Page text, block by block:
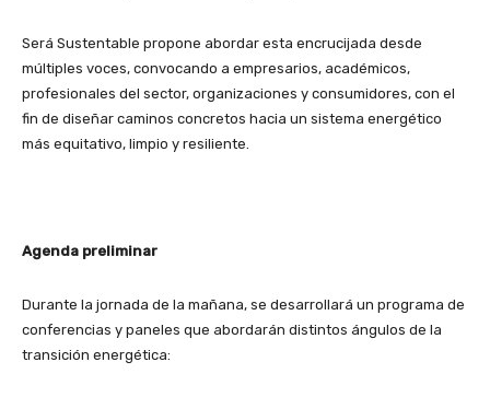
Será Sustentable propone abordar esta encrucijada desde
múltiples voces, convocando a empresarios, académicos,
profesionales del sector, organizaciones y consumidores, con el
fin de diseñar caminos concretos hacia un sistema energético
más equitativo, limpio y resiliente.
Agenda preliminar
Durante la jornada de la mañana, se desarrollará un programa de
conferencias y paneles que abordarán distintos ángulos de la
transición energética: